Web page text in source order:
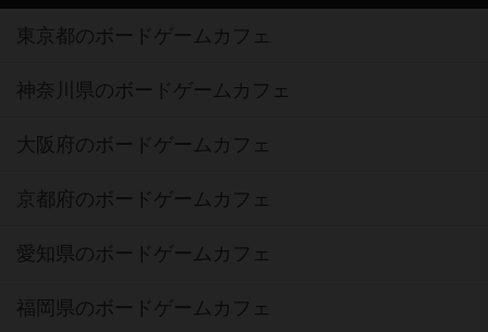
東京都のボードゲームカフェ
神奈川県のボードゲームカフェ
大阪府のボードゲームカフェ
京都府のボードゲームカフェ
愛知県のボードゲームカフェ
福岡県のボードゲームカフェ